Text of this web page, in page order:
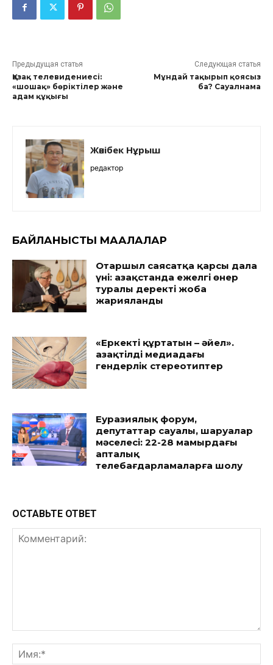
Предыдущая статья
Қазақ телевидениесі:
«шошақ» бөріктілер және
адам құқығы
Следующая статья
Мұндай тақырып қоясыз
ба? Сауалнама
Жәнібек Нұрыш
редактор
БАЙЛАНЫСТЫ МАҚАЛАЛАР
Отаршыл саясатқа қарсы дала
үні: Қазақстанда ежелгі өнер
туралы деректі жоба
жарияланды
«Еркекті құртатын – әйел».
Қазақтілді медиадағы
гендерлік стереотиптер
Еуразиялық форум,
депутаттар сауалы, шаруалар
мәселесі: 22-28 мамырдағы
апталық
телебағдарламаларға шолу
ОСТАВЬТЕ ОТВЕТ